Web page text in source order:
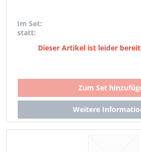
Im Set:
statt:
Dieser Artikel ist leider